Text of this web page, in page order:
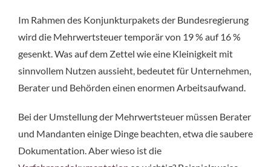
Im Rahmen des Konjunkturpakets der Bundesregierung
wird die Mehrwertsteuer temporär von 19 % auf 16 %
gesenkt. Was auf dem Zettel wie eine Kleinigkeit mit
sinnvollem Nutzen aussieht, bedeutet für Unternehmen,
Berater und Behörden einen enormen Arbeitsaufwand.
Bei der Umstellung der Mehrwertsteuer müssen Berater
und Mandanten einige Dinge beachten, etwa die saubere
Dokumentation. Aber wieso ist die